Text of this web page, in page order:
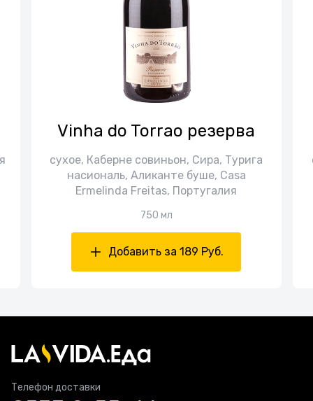
Vinha do Torrao резерва
сухое, Каберне совиньон, Сира, Турига
насиональ, Аликанте буше, Casa
Ermelinda Freitas, Португалия
750 мл
Добавить за 189 Руб.
Телефон доставки